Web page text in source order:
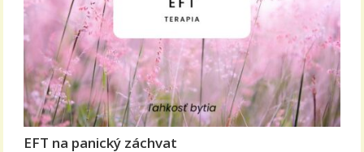
EFT na panický záchvat